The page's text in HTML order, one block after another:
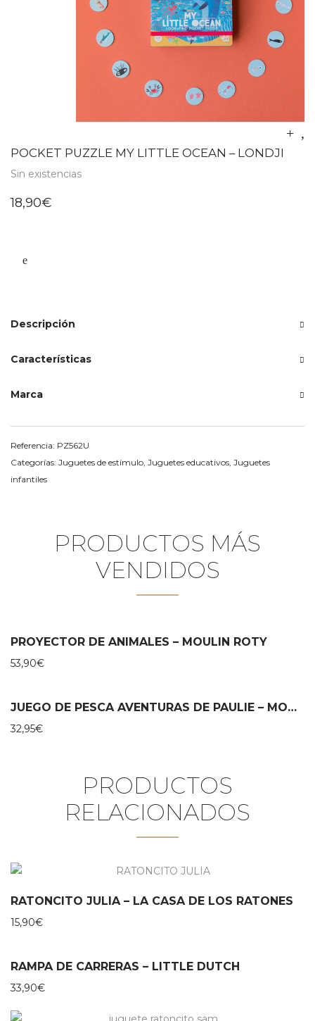
POCKET PUZZLE MY LITTLE OCEAN – LONDJI
Sin existencias
18,90€
Descripción
Características
Marca
Referencia: PZ562U
Categorías: Juguetes de estímulo Juguetes educativos Juguetes
infantiles
PRODUCTOS MÁS
VENDIDOS
PROYECTOR DE ANIMALES – MOULIN ROTY
53,90€
JUEGO DE PESCA AVENTURAS DE PAULIE – MOULIN ROTY
32,95€
PRODUCTOS
RELACIONADOS
RATONCITO JULIA – LA CASA DE LOS RATONES
15,90€
RAMPA DE CARRERAS – LITTLE DUTCH
33,90€